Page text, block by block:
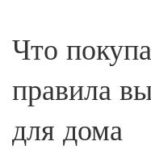
Что
правила
для дома